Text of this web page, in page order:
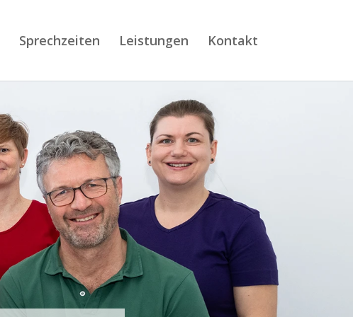
Sprechzeiten Leistungen Kontakt